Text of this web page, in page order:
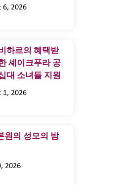
6, 2026
하르의 혜택받
셰이크푸라 공
대 소녀들 지원
1, 2026
원의 성모의 밤
2026